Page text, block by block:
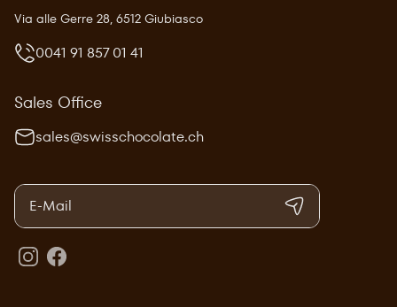
Via alle Gerre 28, 6512 Giubiasco
0041 91 857 01 41
Sales Office
sales@swisschocolate.ch